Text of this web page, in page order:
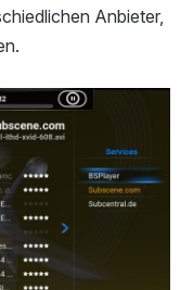
Anbieter,